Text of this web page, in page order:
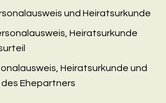
und Heiratsurkunde
Heiratsurkunde
Heiratsurkunde und
Ehepartners